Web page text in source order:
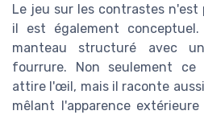
Le jeu sur les contrastes n'est
il est également
manteau structuré avec
fourrure. Non seulement
attire l'œil, mais il raconte
mêlant l'apparence